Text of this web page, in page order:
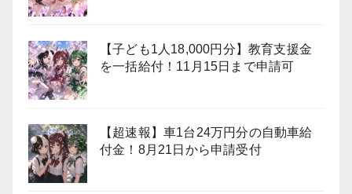
【子ども1人18,000円分】教育支援金
を一括給付！11月15日まで申請可
【超速報】車1台24万円分の自動車給
付金！8月21日から申請受付